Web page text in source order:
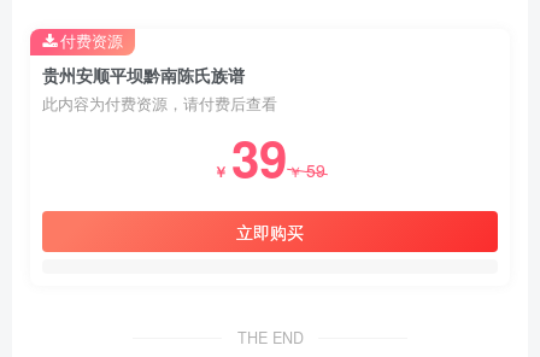
贵州安顺平坝黔南陈氏族谱
此内容为付费资源，请付费后查看
￥ 39￥59
立即购买
付费资源
THE END